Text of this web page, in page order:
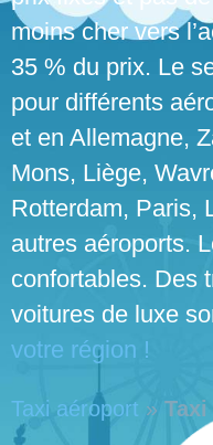
moins cher vers
35 % du prix. Le
pour différents
et en Allemagne,
Mons, Liège,
Rotterdam, Paris,
autres aéroports.
confortables. Des
voitures de luxe
votre région !
Taxi aéroport »